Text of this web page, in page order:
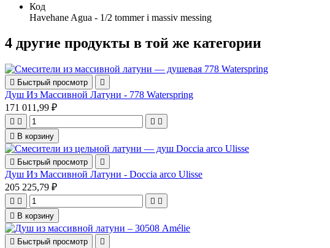
Код
Havehane Agua - 1/2 tommer i massiv messing
4 другие продукты в той же категории
 Быстрый просмотр 
Душ Из Массивной Латуни - 778 Waterspring
171 011,99 ₽
   
 В корзину
 Быстрый просмотр 
Душ Из Массивной Латуни - Doccia arco Ulisse
205 225,79 ₽
   
 В корзину
 Быстрый просмотр 